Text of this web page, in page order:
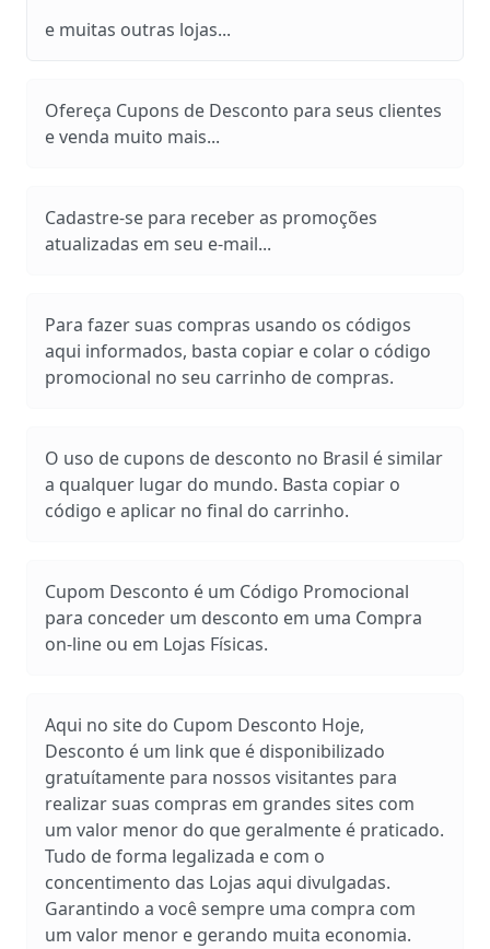
e muitas outras lojas...
Ofereça Cupons de Desconto para seus clientes
e venda muito mais...
Cadastre-se para receber as promoções
atualizadas em seu e-mail...
Para fazer suas compras usando os códigos
aqui informados, basta copiar e colar o código
promocional no seu carrinho de compras.
O uso de cupons de desconto no Brasil é similar
a qualquer lugar do mundo. Basta copiar o
código e aplicar no final do carrinho.
Cupom Desconto é um Código Promocional
para conceder um desconto em uma Compra
on-line ou em Lojas Físicas.
Aqui no site do Cupom Desconto Hoje,
Desconto é um link que é disponibilizado
gratuítamente para nossos visitantes para
realizar suas compras em grandes sites com
um valor menor do que geralmente é praticado.
Tudo de forma legalizada e com o
concentimento das Lojas aqui divulgadas.
Garantindo a você sempre uma compra com
um valor menor e gerando muita economia.